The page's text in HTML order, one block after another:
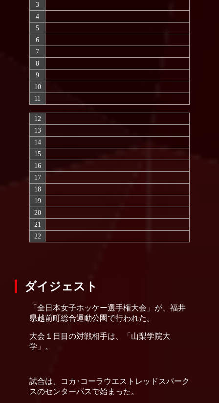
3
4
5
6
7
8
9
10
11
12
13
14
15
16
17
18
19
20
21
22
ダイジェスト
「全日本女子ホッケー選手権大会」が、福井
県越前町総合運動公園で行われた。
大会１日目の対戦相手は、「山梨学院大
学」。
試合は、コカ･コーラウエストレッドスパーク
スのセンターパスで始まった。